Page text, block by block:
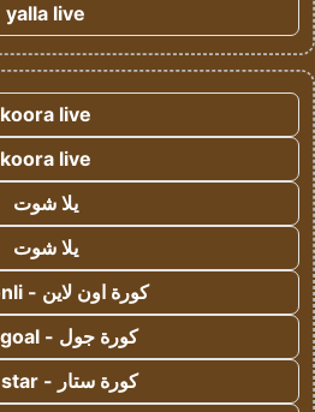
yalla live
koora live
koora live
يلا شوت
يلا شوت
كورة اون لاين - kora onli
كورة جول - kora goal
كورة ستار - kora star